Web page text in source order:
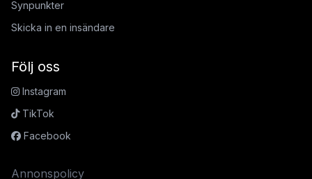
Synpunkter
Skicka in en insändare
Följ oss
Instagram
TikTok
Facebook
Annonspolicy